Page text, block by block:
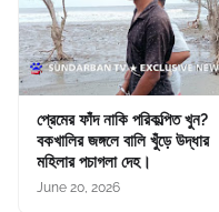
প্রেমের ফাঁদ নাকি পরিকল্পিত খুন?
বকখালির জঙ্গলে বালি খুঁড়ে উদ্ধার
মহিলার পচাগলা দেহ।
June 20, 2026